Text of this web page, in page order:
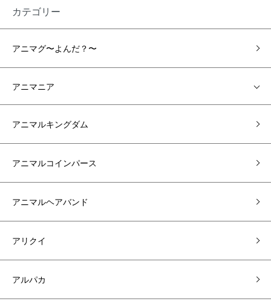
カテゴリー
アニマグ〜よんだ？〜
アニマニア
アニマルキングダム
アニマルコインパース
アニマルヘアバンド
アリクイ
アルパカ